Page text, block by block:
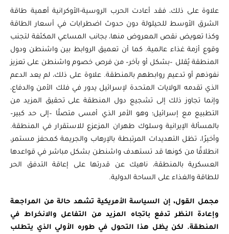
علاوة على ذلك، فقد أعادت الحرب الروسية-الأوكرانية أهمية طاقة
الشرق الأوسط للحيلولة دون حدوث اضطرابات في أسعار الطاقة
وكذا تعويض نقص المعروض منها، بجانب المساعي المكثفة لتجنب
وقوع أزمة غذاء عالمية. كما أن تعميق الروابط بين واشنطن ودول
المنطقة يُقلل –بشكل أو بآخر– من فرص خصوم واشنطن على تعزيز
نفوذهم أو تدعيم روابطهم بالمنطقة. علاوة على ذلك، لم يعد الدعم
الذي تقدمه الولايات المتحدة لإسرائيل يدور في فلك الأمن والدفاع،
وإنما تجاوز ذلك إلى تشجيع دول المنطقة على تحقيق المزيد من
التطبيع مع إسرائيل؛ وهو الأمر الذي أمسى متصلًا –إلى حد كبير–
بالمسألة الإيرانية وسلوك طهران المزعزع للاستقرار في المنطقة.
وأخيرًا، تظل التهديدات المرتبطة بالإرهاب والجريمة كمحفز مستمر،
انطلاقًا من كونها قد تستهدف واشنطن بشكل مباشر في قواعدها
العسكرية بالمنطقة، ناهيك عن قدرتها على إعاقة التدفق الحر
للطاقة والغذاء على الساحة الدولية.
مجمل القول، إن السياسة الأمريكية تشهد حالة من المراجعة
وإعادة النظر تدفع باتجاه المزيد من التفاعل والانخراط في
المنطقة. لكن يظل هذا التحول في طوره الأولي الذي يتطلب